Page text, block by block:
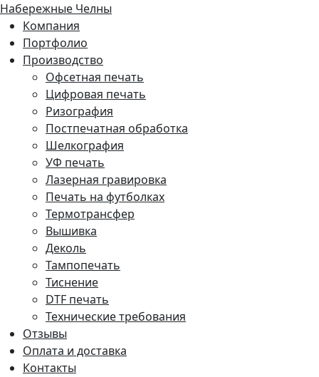
Набережные Челны
Компания
Портфолио
Производство
Офсетная печать
Цифровая печать
Ризография
Постпечатная обработка
Шелкография
УФ печать
Лазерная гравировка
Печать на футболках
Термотрансфер
Вышивка
Деколь
Тампопечать
Тиснение
DTF печать
Технические требования
Отзывы
Оплата и доставка
Контакты